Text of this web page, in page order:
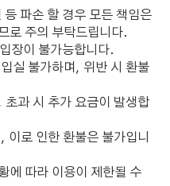
파손 할 경우 모든 책임은
로 주의 부탁드립니다.
장이 불가능합니다.
실 불가하며, 위반 시 환불
과 시 추가 요금이 발생합
이로 인한 환불은 불가입니
에 따라 이용이 제한될 수